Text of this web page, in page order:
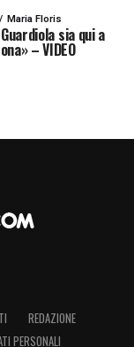
Maria Floris
sia qui a
– VIDEO
REDAZIONE
PERSONALI